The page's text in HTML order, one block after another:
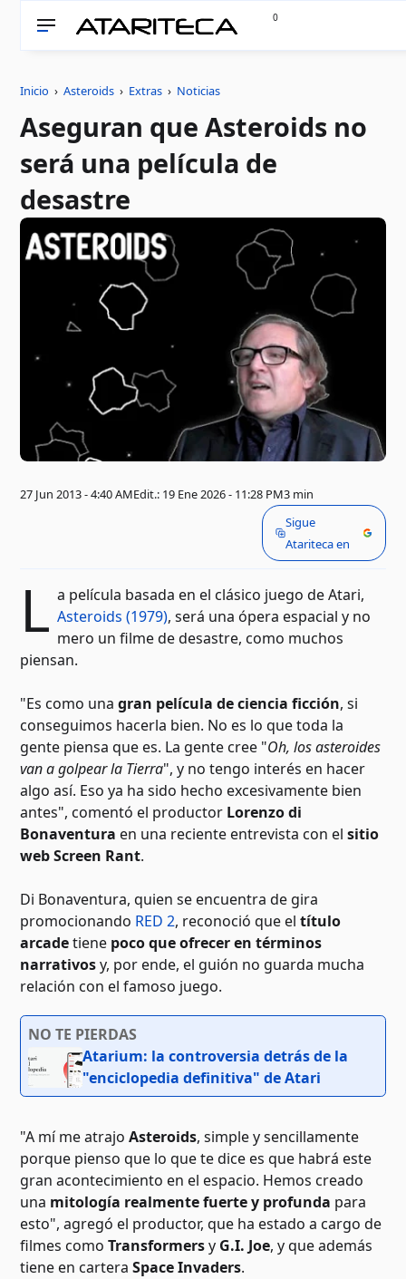
0
Inicio ›Asteroids › Extras › Noticias
Aseguran que Asteroids no
será una película de
desastre
27 Jun 2013 - 4:40 AMEdit.: 19 Ene 2026 - 11:28 PM3 min
Sigue
Atariteca en
L a película basada en el clásico juego de Atari,
Asteroids (1979), será una ópera espacial y no
mero un filme de desastre, como muchos
piensan.
"Es como una gran película de ciencia ficción, si
conseguimos hacerla bien. No es lo que toda la
gente piensa que es. La gente cree "Oh, los asteroides
van a golpear la Tierra", y no tengo interés en hacer
algo así. Eso ya ha sido hecho excesivamente bien
antes", comentó el productor Lorenzo di
Bonaventura en una reciente entrevista con elsitio
web Screen Rant.
Di Bonaventura, quien se encuentra de gira
promocionando RED 2, reconoció que eltítulo
arcadetiene poco que ofrecer en términos
narrativosy, por ende, el guión no guarda mucha
relación con el famoso juego.
NO TE PIERDAS
Atarium: la controversia detrás de la
"enciclopedia definitiva" de Atari
"A mí me atrajoAsteroids, simple y sencillamente
porque pienso que lo que te dice es que habrá este
gran acontecimiento en el espacio. Hemos creado
una mitología realmente fuerte y profunda para
esto", agregó el productor, que ha estado a cargo de
filmes comoTransformersy G.I. Joe, y que además
tiene en carteraSpace Invaders.